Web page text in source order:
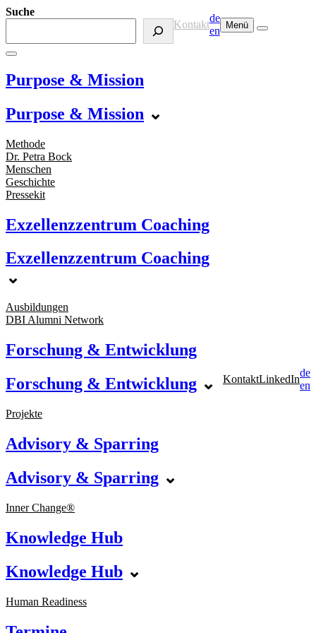
Suche
Kontakt
de
en
Menü
Purpose & Mission
Purpose & Mission ⌄
Methode
Dr. Petra Bock
Menschen
Geschichte
Pressekit
Exzellenzzentrum Coaching
Exzellenzzentrum Coaching
⌄
Ausbildungen
DBI Alumni Network
Forschung & Entwicklung
Forschung & Entwicklung ⌄
Projekte
Advisory & Sparring
Advisory & Sparring ⌄
Inner Change®
Knowledge Hub
Knowledge Hub ⌄
Human Readiness
KontaktLinkedIn
de
en